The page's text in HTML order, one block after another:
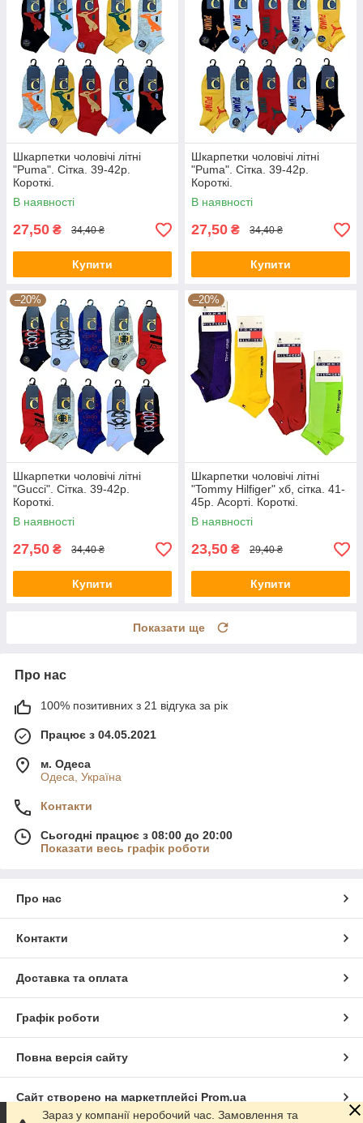
Шкарпетки чоловічі літні
"Puma". Сітка. 39-42р.
Короткі.
В наявності
27,50 ₴ 34,40 ₴
Купити
Шкарпетки чоловічі літні
"Puma". Сітка. 39-42р.
Короткі.
В наявності
27,50 ₴ 34,40 ₴
Купити
–20%
Шкарпетки чоловічі літні
"Gucci". Сітка. 39-42р.
Короткі.
В наявності
27,50 ₴ 34,40 ₴
Купити
–20%
Шкарпетки чоловічі літні
"Tommy Hilfiger" хб, сітка. 41-
45р. Асорті. Короткі.
В наявності
23,50 ₴ 29,40 ₴
Купити
Показати ще
Про нас
100% позитивних з 21 відгука за рік
Працює з 04.05.2021
м. Одеса
Одеса, Україна
Контакти
Сьогодні працює з 08:00 до 20:00
Показати весь графік роботи
Про нас
Контакти
Доставка та оплата
Графік роботи
Повна версія сайту
Сайт створено на маркетплейсі Prom.ua
Зараз у компанії неробочий час. Замовлення та